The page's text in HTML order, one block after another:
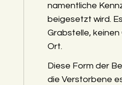
namentliche
beigesetzt wird.
Grabstelle,
Ort.
Diese Form der
die Verstorbene